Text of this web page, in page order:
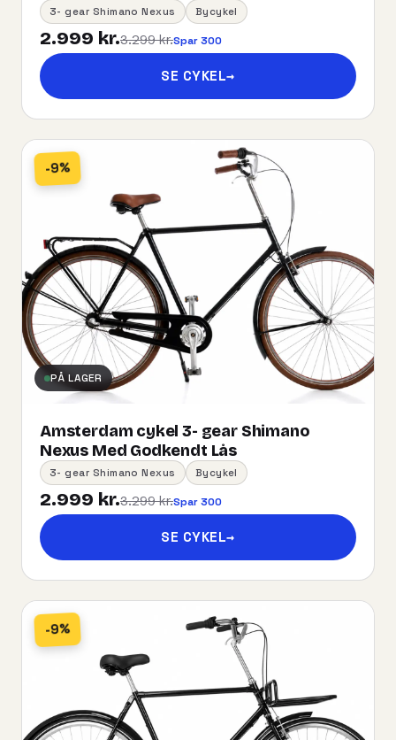
3- gear Shimano Nexus Bycykel
2.999 kr.3.299 kr.Spar 300
SE CYKEL→
-9%
PÅ LAGER
Amsterdam cykel 3- gear Shimano
Nexus Med Godkendt Lås
3- gear Shimano Nexus Bycykel
2.999 kr.3.299 kr.Spar 300
SE CYKEL→
-9%